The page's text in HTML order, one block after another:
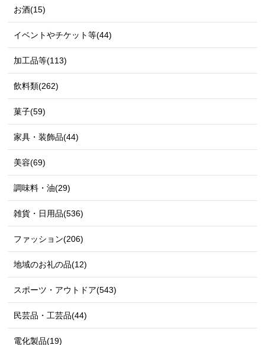
お酒(15)
イベントやチケット等(44)
加工品等(113)
飲料類(262)
菓子(59)
家具・装飾品(44)
美容(69)
調味料・油(29)
雑貨・日用品(536)
ファッション(206)
地域のお礼の品(12)
スポーツ・アウトドア(543)
民芸品・工芸品(44)
電化製品(19)